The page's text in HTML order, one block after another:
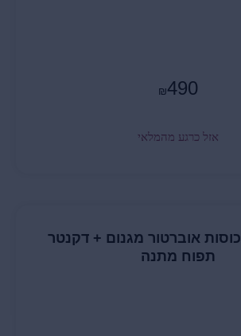
₪490
אזל כרגע מהמלאי
רידל סט 6 כוסות אוברטור מגנום + דקנטר
תפוח מתנה